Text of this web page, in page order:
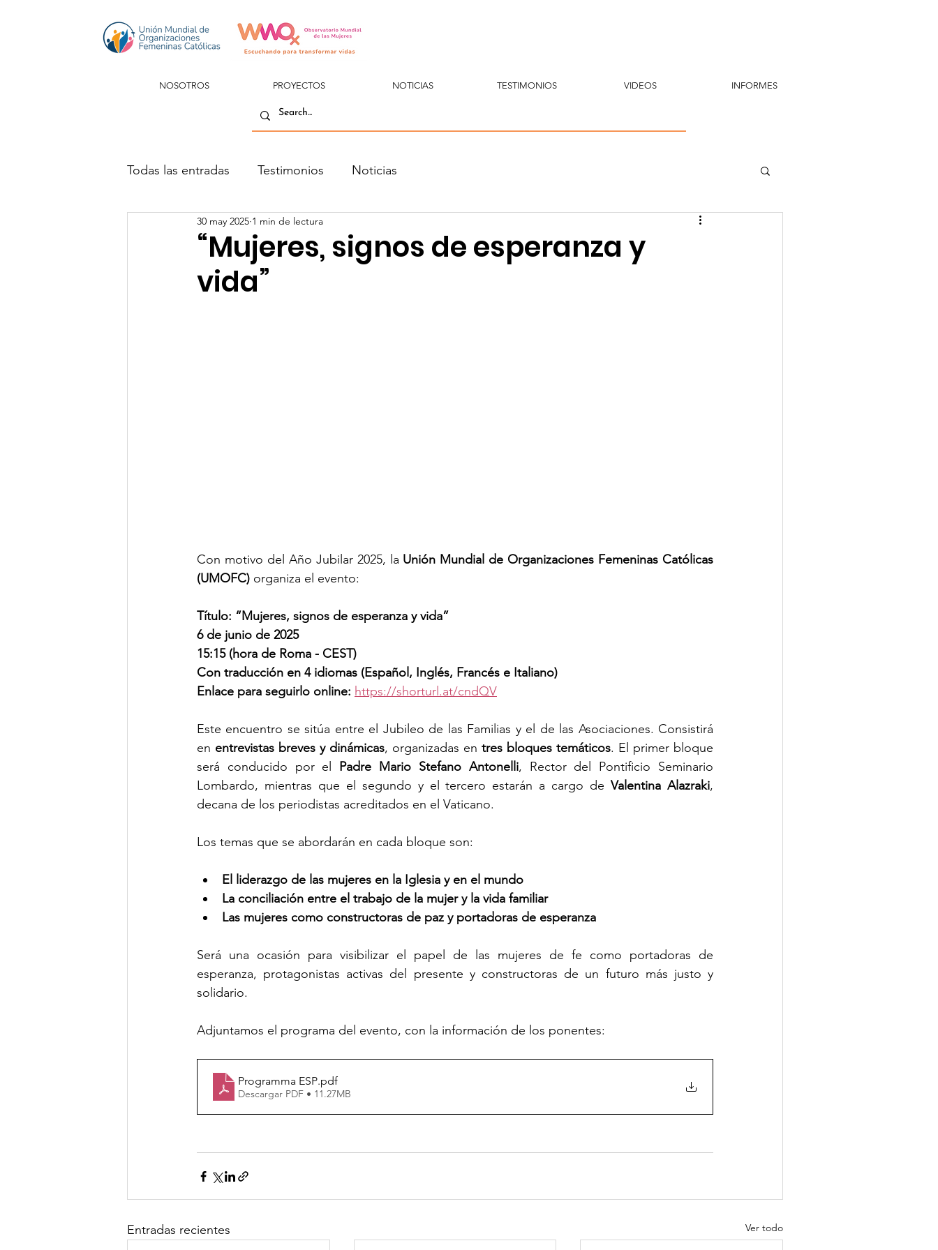
NOSOTROS PROYECTOS NOTICIAS TESTIMONIOS VIDEOS INFORMES
Todas las entradas Testimonios Noticias
“Mujeres, signos de esperanza y
vida”
30 may 2025 1 min de lectura
Con motivo del Año Jubilar 2025, la Unión Mundial de Organizaciones Femeninas Católicas
(UMOFC) organiza el evento:
Título: “Mujeres, signos de esperanza y vida”
6 de junio de 2025
15:15 (hora de Roma - CEST)
Con traducción en 4 idiomas (Español, Inglés, Francés e Italiano)
Enlace para seguirlo online: https://shorturl.at/cndQV
Este encuentro se sitúa entre el Jubileo de las Familias y el de las Asociaciones. Consistirá
en entrevistas breves y dinámicas, organizadas en tres bloques temáticos. El primer bloque
será conducido por el Padre Mario Stefano Antonelli, Rector del Pontificio Seminario
Lombardo, mientras que el segundo y el tercero estarán a cargo de Valentina Alazraki,
decana de los periodistas acreditados en el Vaticano.
Los temas que se abordarán en cada bloque son:
El liderazgo de las mujeres en la Iglesia y en el mundo
La conciliación entre el trabajo de la mujer y la vida familiar
Las mujeres como constructoras de paz y portadoras de esperanza
Será una ocasión para visibilizar el papel de las mujeres de fe como portadoras de
esperanza, protagonistas activas del presente y constructoras de un futuro más justo y
solidario.
Adjuntamos el programa del evento, con la información de los ponentes:
Programma ESP.pdf
Descargar PDF • 11.27MB
Entradas recientes Ver todo